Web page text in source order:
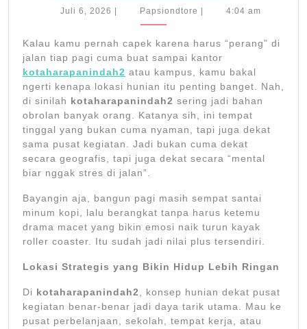
Juli 6, 2026 Juli
Papsiondtore Papsiondtore
4:04 am
Kalau kamu pernah capek karena harus “perang” di
jalan tiap pagi cuma buat sampai kantor
kotaharapanindah2 atau kampus, kamu bakal
ngerti kenapa lokasi hunian itu penting banget. Nah,
di sinilah kotaharapanindah2 sering jadi bahan
obrolan banyak orang. Katanya sih, ini tempat
tinggal yang bukan cuma nyaman, tapi juga dekat
sama pusat kegiatan. Jadi bukan cuma dekat
secara geografis, tapi juga dekat secara “mental
biar nggak stres di jalan”.
Bayangin aja, bangun pagi masih sempat santai
minum kopi, lalu berangkat tanpa harus ketemu
drama macet yang bikin emosi naik turun kayak
roller coaster. Itu sudah jadi nilai plus tersendiri.
Lokasi Strategis yang Bikin Hidup Lebih Ringan
Di kotaharapanindah2, konsep hunian dekat pusat
kegiatan benar-benar jadi daya tarik utama. Mau ke
pusat perbelanjaan, sekolah, tempat kerja, atau